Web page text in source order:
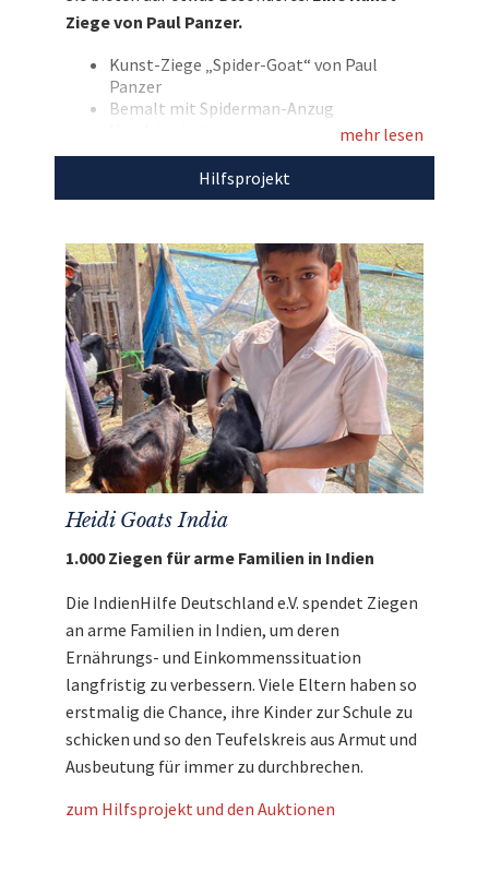
Goat“ genannt. Ob sie Superkräfte hat? Wer
weiß! Bieten Sie mit und sichern Sie sich diese
einmalige Ziege für den guten Zweck!
Entdecken Sie bei uns auch
für den guten
Zweck!
Ziege von Paul Panzer.
Kunst-Ziege „Spider-Goat“ von Paul
Panzer
Bemalt mit Spiderman-Anzug
Material: Kunstharz
Maße Ziege: ca. 50 x 54 x 19 cm
Gewicht Ziege: ca. 2,6 kg
Kunstwerk in Innenräumen aufzustellen,
da die Farben bedingt
witterungsbeständig sind.
Mit dem Erlös dieser Auktion unterstützen wir
dasProjekt „Heidi Goats India“ der
IndienHilfe Deutschland.
mehr lesen
Hilfsprojekt
Heidi Goats India
1.000 Ziegen für arme Familien in Indien
Die IndienHilfe Deutschland e.V. spendet Ziegen
an arme Familien in Indien, um deren
Ernährungs- und Einkommenssituation
langfristig zu verbessern. Viele Eltern haben so
erstmalig die Chance, ihre Kinder zur Schule zu
schicken und so den Teufelskreis aus Armut und
Ausbeutung für immer zu durchbrechen.
zum Hilfsprojekt und den Auktionen